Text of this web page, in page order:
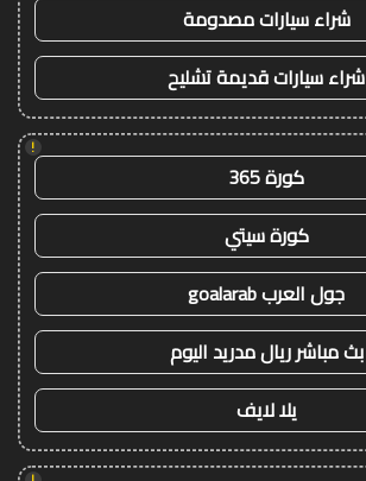
شراء سيارات مصدومة
شراء سيارات قديمة تشليح
!
كورة 365
كورة سيتي
جول العرب goalarab
بث مباشر ريال مدريد اليوم
يلا لايف